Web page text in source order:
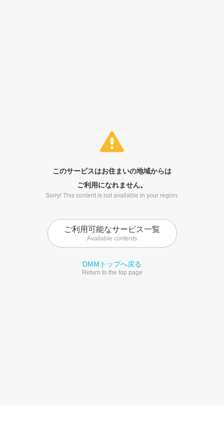
このサービスはお住まいの地域からは
ご利用になれません。
Sorry! This content is not available in your region.
ご利用可能なサービス一覧
Available contents
DMMトップへ戻る
Return to the top page